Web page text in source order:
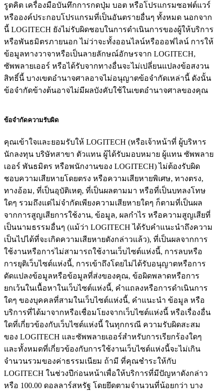
รูตคิต เครื่องมือบันทึกการกดปุ่ม บอต หรือโปรแกรมซอฟต์แวร์
หรือองค์ประกอบโปรแกรมที่เป็นอันตรายอื่นๆ ทั้งหมด นอกจาก
นี้ LOGITECH ยังไม่รับผิดชอบในการดำเนินการของผู้ให้บริการ
หรือพันธมิตรภายนอก ไม่ว่าจะทั้งออนไลน์หรือออฟไลน์ การให้
ข้อมูลทางวาจาหรือเป็นลายลักษณ์อักษรจาก LOGITECH,
ซัพพลายเออร์ หรือได้รับจากทางอื่นจะไม่เปลี่ยนแปลงข้อสงวน
สิทธิ์นี้ บางเขตอำนาจศาลอาจไม่อนุญาตข้อจำกัดเหล่านี้ ดังนั้น
ข้อจำกัดข้างต้นอาจไม่มีผลบังคับใช้ในเขตอำนาจศาลของคุณ
ข้อจำกัดความรับผิด
คุณเข้าใจและยอมรับให้ LOGITECH (หรือเจ้าหน้าที่ ผู้บริหาร
นักลงทุน บริษัทสาขา ตัวแทน ผู้ได้รับมอบหมาย ผู้แทน ซัพพลาย
เออร์ พันธมิตร หรือพนักงานของ LOGITECH) ไม่ต้องรับผิด
ชอบความเสียหายโดยตรง หรือความเสียหายพิเศษ, ทางตรง,
ทางอ้อม, ที่เป็นอุบัติเหตุ, ที่เป็นผลตามมา หรือที่เป็นบทลงโทษ
ใดๆ รวมถึงแต่ไม่จำกัดเพียงความเสียหายใดๆ ก็ตามที่เป็นผล
จากการสูญเสียการใช้งาน, ข้อมูล, ผลกำไร หรือความสูญเสียที่
เป็นนามธรรมอื่นๆ (แม้ว่า LOGITECH ได้รับคำแนะนำถึงความ
เป็นไปได้ที่จะเกิดความเสียหายดังกล่าวแล้ว), ที่เป็นผลจากการ
ใช้งานหรือการไม่สามารถใช้งานเว็บไซต์แห่งนี้, การลบหรือ
การยุติเว็บไซต์แห่งนี้, การเข้าถึงโดยไม่ได้รับอนุญาตหรือการ
ดัดแปลงข้อมูลหรือข้อมูลที่ส่งของคุณ, ข้อผิดพลาดหรือการ
ยกเว้นในเนื้อหาในเว็บไซต์แห่งนี้, คำแถลงหรือการดำเนินการ
ใดๆ ของบุคคลที่สามในเว็บไซต์แห่งนี้, คำแนะนำ ข้อมูล หรือ
บริการที่ได้มาจากหรือเชื่อมโยงจากเว็บไซต์แห่งนี้ หรือเรื่องอื่น
ใดที่เกี่ยวข้องกับเว็บไซต์แห่งนี้ ในทุกกรณี ความรับผิดสะสม
ของ LOGITECH และซัพพลายเออร์สำหรับการเรียกร้องใดๆ
และทั้งหมดที่เกี่ยวข้องกับการใช้งานเว็บไซต์แห่งนี้จะไม่เกิน
จำนวนรวมของค่าธรรมเนียม ถ้ามี ที่คุณชำระให้กับ
LOGITECH ในช่วงปีก่อนหน้าเพื่อให้บริการที่มีปัญหาดังกล่าว
หรือ 100.00 ดอลลาร์สหรัฐ โดยยึดตามจำนวนที่น้อยกว่า บาง